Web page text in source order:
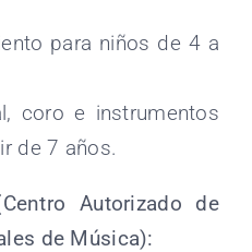
para niños de 4 a
coro e instrumentos
de 7 años.
Autorizado de
de Música):